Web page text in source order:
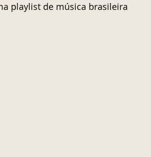
playlist de música brasileira